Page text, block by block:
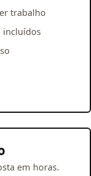
trabalho
incluídos
em horas.